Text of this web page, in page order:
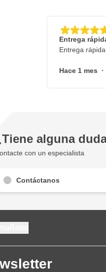
Entrega
Entrega
Hace 1 mes ·
alguna
con un especialista
Contáctanos